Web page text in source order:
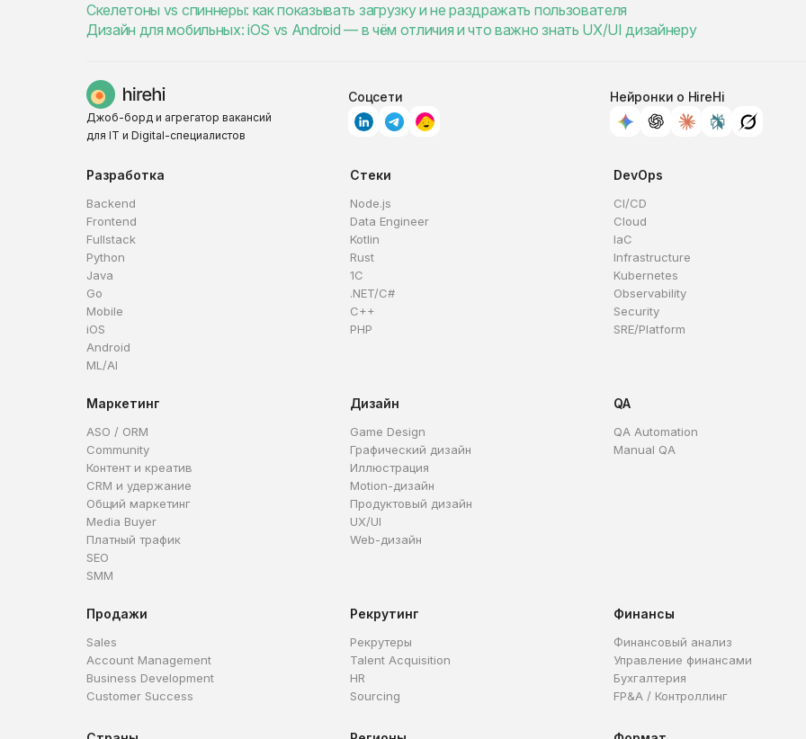
Скелетоны vs спиннеры: как показывать загрузку и не раздражать пользователя
Дизайн для мобильных: iOS vs Android — в чём отличия и что важно знать UX/UI дизайнеру
Джоб-борд и агрегатор вакансий
для IT и Digital-специалистов
Соцсети Нейронки о HireHi
Разработка
Backend
Frontend
Fullstack
Python
Java
Go
Mobile
iOS
Android
ML/AI
Стеки
Node.js
Data Engineer
Kotlin
Rust
1C
.NET/C#
C++
PHP
DevOps
CI/CD
Cloud
IaC
Infrastructure
Kubernetes
Observability
Security
SRE/Platform
Маркетинг
ASO / ORM
Community
Контент и креатив
CRM и удержание
Общий маркетинг
Media Buyer
Платный трафик
SEO
SMM
Дизайн
Game Design
Графический дизайн
Иллюстрация
Motion-дизайн
Продуктовый дизайн
UX/UI
Web-дизайн
QA
QA Automation
Manual QA
Продажи
Sales
Account Management
Business Development
Customer Success
Рекрутинг
Рекрутеры
Talent Acquisition
HR
Sourcing
Финансы
Финансовый анализ
Управление финансами
Бухгалтерия
FP&A / Контроллинг